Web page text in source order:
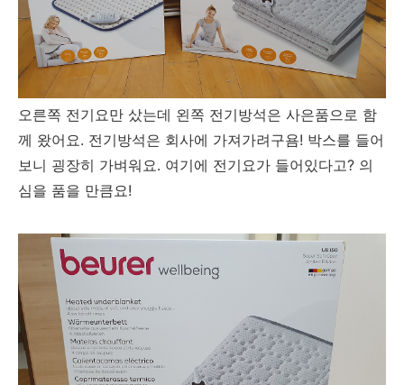
오른쪽 전기요만 샀는데 왼쪽 전기방석은 사은품으로 함
께 왔어요. 전기방석은 회사에 가져가려구욤! 박스를 들어
보니 굉장히 가벼워요. 여기에 전기요가 들어있다고? 의
심을 품을 만큼요!